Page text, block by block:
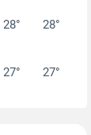
28° 28°
27° 27°